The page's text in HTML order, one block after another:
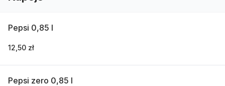
Pepsi 0,85 l
12,50 zł
Pepsi zero 0,85 l